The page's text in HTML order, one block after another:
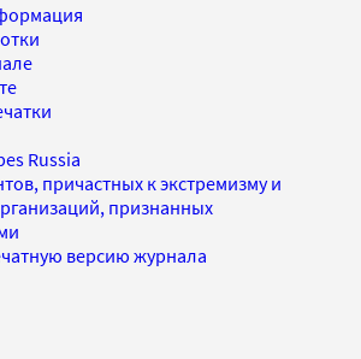
Russia
причастных к экстремизму и
признанных
версию журнала